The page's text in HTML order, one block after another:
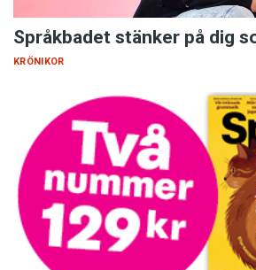
Språkbadet stänker på dig
KRÖNIKOR